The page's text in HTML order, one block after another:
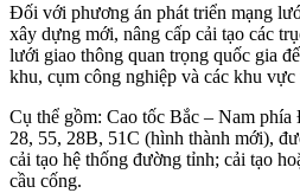
Đối với phương án phát triển mạng
xây dựng mới, nâng cấp cải tạo các
lưới giao thông quan trọng quốc gia
khu, cụm công nghiệp và các khu
Cụ thể gồm: Cao tốc Bắc – Nam
28, 55, 28B, 51C (hình thành mới),
cải tạo hệ thống đường tỉnh; cải tạo
cầu cống.